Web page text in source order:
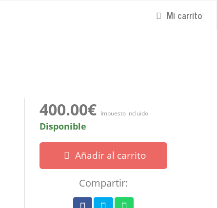
Mi carrito
400.00€ Impuesto incluido
Disponible
Añadir al carrito
Compartir: